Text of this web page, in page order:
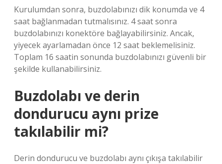
Kurulumdan sonra, buzdolabınızı dik konumda ve 4
saat bağlanmadan tutmalısınız. 4 saat sonra
buzdolabınızı konektöre bağlayabilirsiniz. Ancak,
yiyecek ayarlamadan önce 12 saat beklemelisiniz.
Toplam 16 saatin sonunda buzdolabınızı güvenli bir
şekilde kullanabilirsiniz.
Buzdolabı ve derin
dondurucu aynı prize
takılabilir mi?
Derin dondurucu ve buzdolabı aynı çıkışa takılabilir